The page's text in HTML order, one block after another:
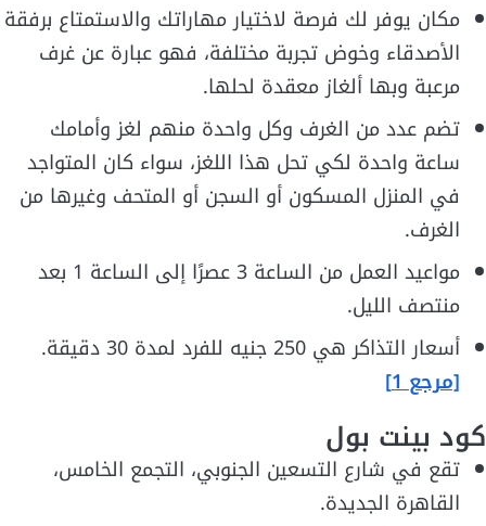
مكان يوفر لك فرصة لاختيار مهاراتك والاستمتاع برفقة
الأصدقاء وخوض تجربة مختلفة، فهو عبارة عن غرف
مرعبة وبها ألغاز معقدة لحلها.
تضم عدد من الغرف وكل واحدة منهم لغز وأمامك
ساعة واحدة لكي تحل هذا اللغز، سواء كان المتواجد
في المنزل المسكون أو السجن أو المتحف وغيرها من
الغرف.
مواعيد العمل من الساعة 3 عصرًا إلى الساعة 1 بعد
منتصف الليل.
أسعار التذاكر هي 250 جنيه للفرد لمدة 30 دقيقة.
[مرجع 1]
كود بينت بول
تقع في شارع التسعين الجنوبي، التجمع الخامس،
القاهرة الجديدة.